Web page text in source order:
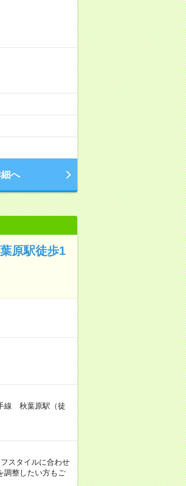
へ
原駅徒歩1
線 秋葉原駅（徒
スタイルに合わせ
調整したい方もご